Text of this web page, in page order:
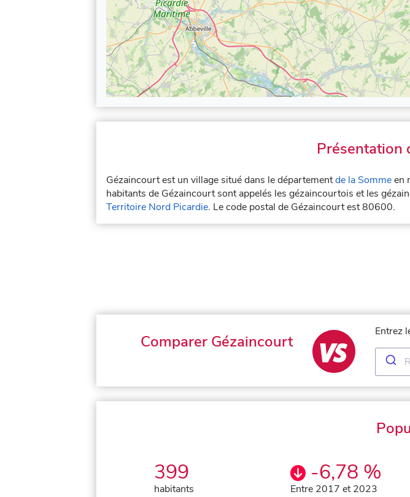
Présentation
Gézaincourt est un village situé dans le départementde la Sommeen
habitants de Gézaincourt sont appelés les gézaincourtois et les
Territoire Nord Picardie. Le code postal de Gézaincourt est 80600.
Comparer Gézaincourt
Entrez
399
habitants
-6,78 %
Entre 2017 et 2023